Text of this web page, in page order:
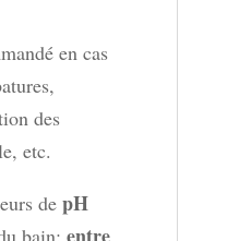
en cas
des
etc.
de pH
bain: entre